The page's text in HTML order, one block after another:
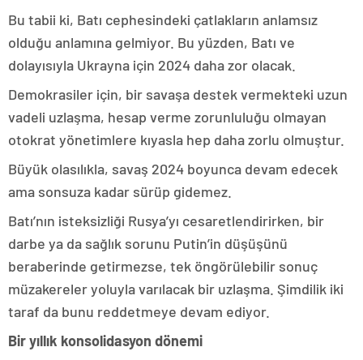
Bu tabii ki, Batı cephesindeki çatlakların anlamsız
olduğu anlamına gelmiyor. Bu yüzden, Batı ve
dolayısıyla Ukrayna için 2024 daha zor olacak.
Demokrasiler için, bir savaşa destek vermekteki uzun
vadeli uzlaşma, hesap verme zorunluluğu olmayan
otokrat yönetimlere kıyasla hep daha zorlu olmuştur.
Büyük olasılıkla, savaş 2024 boyunca devam edecek
ama sonsuza kadar sürüp gidemez.
Batı’nın isteksizliği Rusya’yı cesaretlendirirken, bir
darbe ya da sağlık sorunu Putin’in düşüşünü
beraberinde getirmezse, tek öngörülebilir sonuç
müzakereler yoluyla varılacak bir uzlaşma. Şimdilik iki
taraf da bunu reddetmeye devam ediyor.
Bir yıllık konsolidasyon dönemi